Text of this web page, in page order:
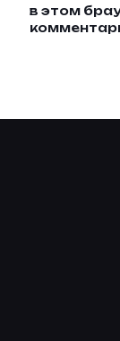
в этом